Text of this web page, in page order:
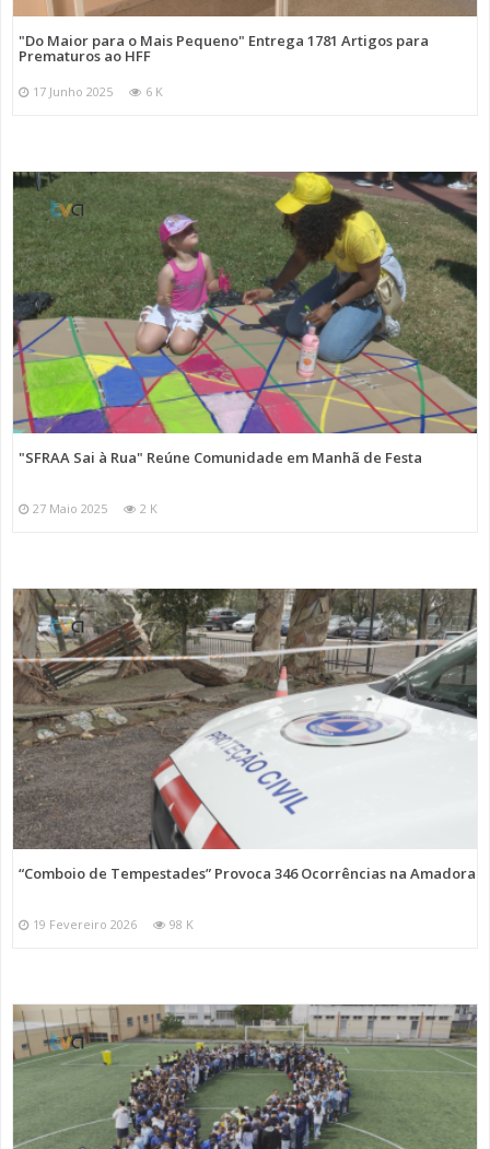
"Do Maior para o Mais Pequeno" Entrega 1781 Artigos para
Prematuros ao HFF
17 Junho 2025 6 K
"SFRAA Sai à Rua" Reúne Comunidade em Manhã de Festa
27 Maio 2025 2 K
“Comboio de Tempestades” Provoca 346 Ocorrências na Amadora
19 Fevereiro 2026 98 K